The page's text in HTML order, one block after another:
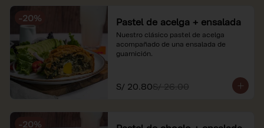
-20% Pastel de acelga + ensalada
Nuestro clásico pastel de acelga
acompañado de una ensalada de
guarnición.
S/ 20.80S/ 26.00
-20%